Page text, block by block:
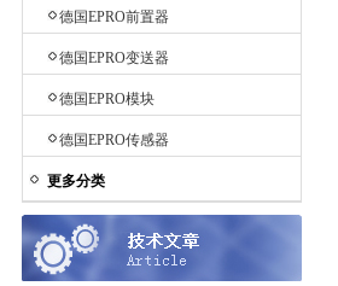
德国EPRO前置器
德国EPRO变送器
德国EPRO模块
德国EPRO传感器
更多分类